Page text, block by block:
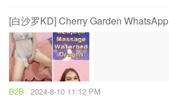
[白沙罗KD] Cherry Garden
B2B 2024-8-10 11:12 PM